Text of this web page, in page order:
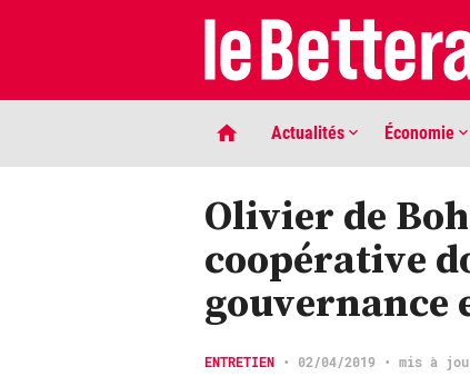
Actualités Économie
Olivier de
coopérative
gouvernance
ENTRETIEN • 02/04/2019 • mis à